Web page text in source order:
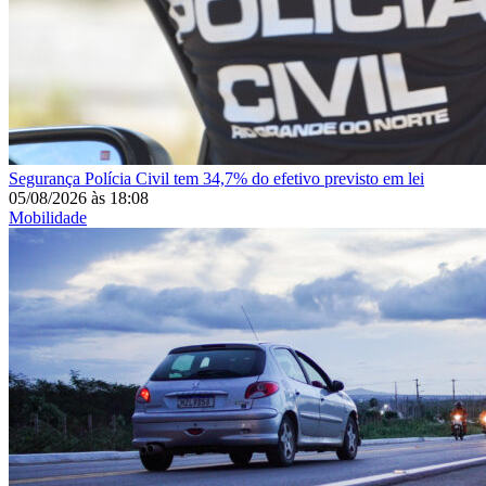
Segurança Polícia Civil tem 34,7% do efetivo previsto em lei
05/08/2026 às 18:08
Mobilidade